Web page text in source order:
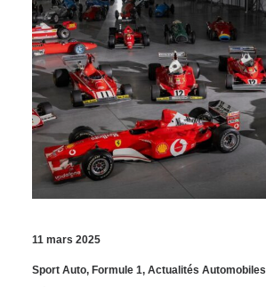
11 mars 2025
Sport Auto, Formule 1, Actualités Automobiles